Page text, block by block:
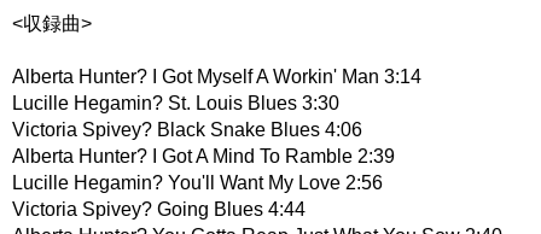
<収録曲>
Alberta Hunter? I Got Myself A Workin' Man 3:14
Lucille Hegamin? St. Louis Blues 3:30
Victoria Spivey? Black Snake Blues 4:06
Alberta Hunter? I Got A Mind To Ramble 2:39
Lucille Hegamin? You'll Want My Love 2:56
Victoria Spivey? Going Blues 4:44